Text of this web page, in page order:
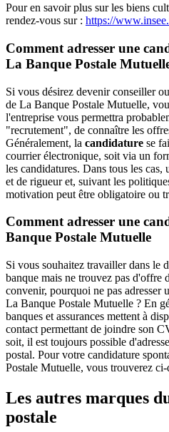
Pour en savoir plus sur les biens
rendez-vous sur : https://
Comment adresser une
La Banque Postale
Si vous désirez devenir conseiller
de La Banque Postale Mutuelle,
l'entreprise vous permettra
"recrutement", de connaître les
Généralement, la candidature se
courrier électronique, soit via un
les candidatures. Dans tous les
et de rigueur et, suivant les
motivation peut être obligatoire ou
Comment adresser une
Banque Postale Mutuelle
Si vous souhaitez travailler dans le
banque mais ne trouvez pas d'offre
convenir, pourquoi ne pas adresser
La Banque Postale Mutuelle ? En
banques et assurances mettent à
contact permettant de joindre son
soit, il est toujours possible
postal. Pour votre candidature
Postale Mutuelle, vous trouverez ci-
Les autres marques
postale